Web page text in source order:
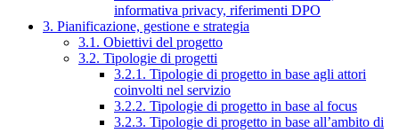
informativa privacy, riferimenti DPO
3. Pianificazione, gestione e strategia
3.1. Obiettivi del progetto
3.2. Tipologie di progetti
3.2.1. Tipologie di progetto in base agli attori
coinvolti nel servizio
3.2.2. Tipologie di progetto in base al focus
3.2.3. Tipologie di progetto in base all’ambito di